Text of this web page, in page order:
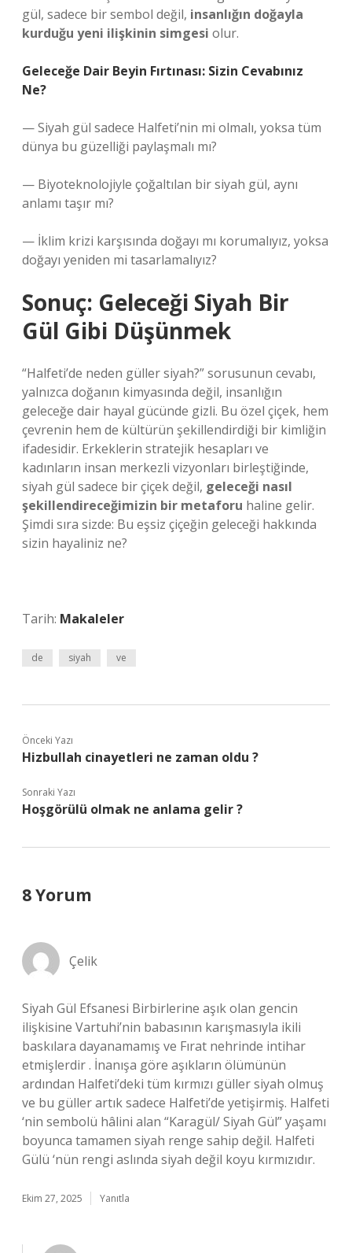
gül, sadece bir sembol değil, insanlığın doğayla
kurduğu yeni ilişkinin simgesi olur.
Geleceğe Dair Beyin Fırtınası: Sizin Cevabınız
Ne?
— Siyah gül sadece Halfeti’nin mi olmalı, yoksa tüm
dünya bu güzelliği paylaşmalı mı?
— Biyoteknolojiyle çoğaltılan bir siyah gül, aynı
anlamı taşır mı?
— İklim krizi karşısında doğayı mı korumalıyız, yoksa
doğayı yeniden mi tasarlamalıyız?
Sonuç: Geleceği Siyah Bir
Gül Gibi Düşünmek
“Halfeti’de neden güller siyah?” sorusunun cevabı,
yalnızca doğanın kimyasında değil, insanlığın
geleceğe dair hayal gücünde gizli. Bu özel çiçek, hem
çevrenin hem de kültürün şekillendirdiği bir kimliğin
ifadesidir. Erkeklerin stratejik hesapları ve
kadınların insan merkezli vizyonları birleştiğinde,
siyah gül sadece bir çiçek değil, geleceği nasıl
şekillendireceğimizin bir metaforu haline gelir.
Şimdi sıra sizde: Bu eşsiz çiçeğin geleceği hakkında
sizin hayaliniz ne?
Tarih: Makaleler
de siyah ve
Önceki Yazı
Hizbullah cinayetleri ne zaman oldu ?
Sonraki Yazı
Hoşgörülü olmak ne anlama gelir ?
8 Yorum
Çelik
Siyah Gül Efsanesi Birbirlerine aşık olan gencin
ilişkisine Vartuhi’nin babasının karışmasıyla ikili
baskılara dayanamamış ve Fırat nehrinde intihar
etmişlerdir . İnanışa göre aşıkların ölümünün
ardından Halfeti’deki tüm kırmızı güller siyah olmuş
ve bu güller artık sadece Halfeti’de yetişirmiş. Halfeti
‘nin sembolü hâlini alan “Karagül/ Siyah Gül” yaşamı
boyunca tamamen siyah renge sahip değil. Halfeti
Gülü ‘nün rengi aslında siyah değil koyu kırmızıdır.
Ekim 27, 2025 Yanıtla